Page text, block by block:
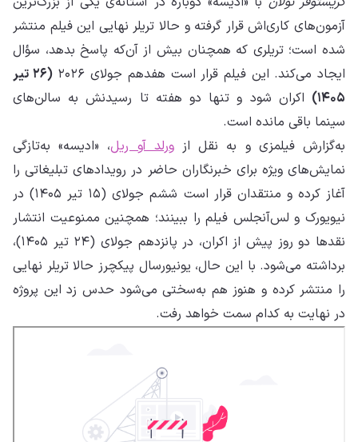
آزمون‌های کاری‌اش قرار گرفته و حالا تریلر نهایی این فیلم منتشر
شده است؛ تریلری که همچنان بیش از آن‌که پاسخ بدهد، سؤال
ایجاد می‌کند. این فیلم قرار است هفدهم جولای ۲۰۲۶
(۲۶ تیر
۱۴۰۵)
اکران شود و تنها دو هفته تا رسیدنش به سالن‌های
سینما باقی مانده است.
به‌گزارش فیلمزی و به نقل ازورلد آو ریل، «ادیسه» به‌تازگی
نمایش‌های ویژه برای خبرنگاران حاضر در رویدادهای تبلیغاتی را
آغاز کرده و منتقدان قرار است ششم جولای (۱۵ تیر ۱۴۰۵) در
نیویورک و لس‌آنجلس فیلم را ببینند؛ همچنین ممنوعیت انتشار
نقدها دو روز پیش از اکران، در پانزدهم جولای (۲۴ تیر ۱۴۰۵)،
برداشته می‌شود. با این حال، یونیورسال پیکچرز حالا تریلر نهایی
را منتشر کرده و هنوز هم به‌سختی می‌شود حدس زد این پروژه
در نهایت به کدام سمت خواهد رفت.